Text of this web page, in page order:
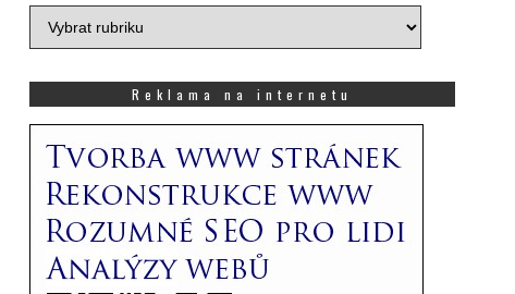
Vyberte
si,
zajímá
Reklama na internetu